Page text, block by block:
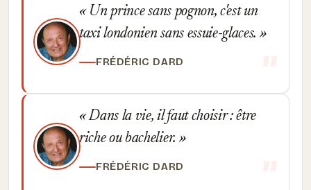
Un prince sans pognon, c'est un
taxi londonien sans essuie-glaces.
FRÉDÉRIC DARD
Dans la vie, il faut choisir : être
riche ou bachelier.
FRÉDÉRIC DARD